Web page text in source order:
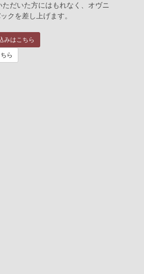
だいた方にはもれなく、オヴニ
クを差し上げます。
みはこちら
ら